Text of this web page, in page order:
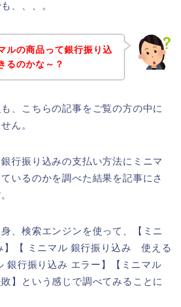
、、、。
ルの商品って銀行振り込
るのかな～？
、こちらの記事をご覧の方の中に
ん。
行振り込みの支払い方法にミニマ
いるのかを調べた結果を記事にさ
、検索エンジンを使って、【ミニ
】【 ミニマル 銀行振り込み 使える
銀行振り込み エラー】【ミニマル
】という感じで調べてみることに